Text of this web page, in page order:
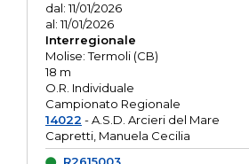
dal: 11/01/2026
al: 11/01/2026
Interregionale
Molise: Termoli (CB)
18 m
O.R. Individuale
Campionato Regionale
14022 - A.S.D. Arcieri del Mare
Capretti, Manuela Cecilia